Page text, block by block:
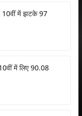
10वीं में झटके 97
में लिए 90.08